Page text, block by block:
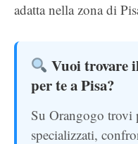
adatta nella zona di
Vuoi trovare
per te a Pisa?
Su Orangogo trovi
specializzati,